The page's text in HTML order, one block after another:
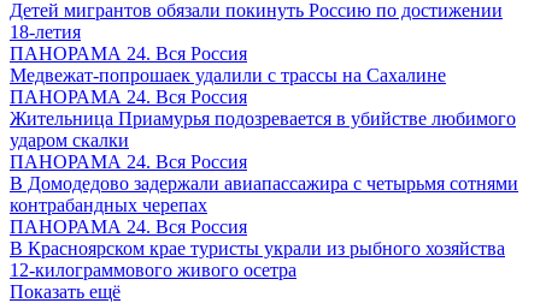
Детей мигрантов обязали покинуть Россию по достижении
18-летия
ПАНОРАМА 24. Вся Россия
Медвежат-попрошаек удалили с трассы на Сахалине
ПАНОРАМА 24. Вся Россия
Жительница Приамурья подозревается в убийстве любимого
ударом скалки
ПАНОРАМА 24. Вся Россия
В Домодедово задержали авиапассажира с четырьмя сотнями
контрабандных черепах
ПАНОРАМА 24. Вся Россия
В Красноярском крае туристы украли из рыбного хозяйства
12-килограммового живого осетра
Показать ещё